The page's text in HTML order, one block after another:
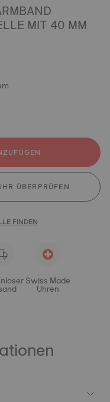
MIT 40 MM
ÜBERPRÜFEN
FINDEN
Swiss Made
Uhren